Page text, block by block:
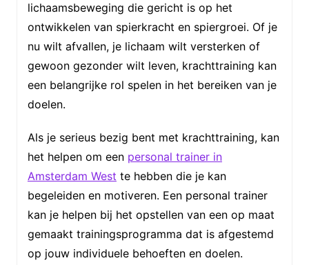
lichaamsbeweging die gericht is op het
ontwikkelen van spierkracht en spiergroei. Of je
nu wilt afvallen, je lichaam wilt versterken of
gewoon gezonder wilt leven, krachttraining kan
een belangrijke rol spelen in het bereiken van je
doelen.
Als je serieus bezig bent met krachttraining, kan
het helpen om een personal trainer in
Amsterdam West te hebben die je kan
begeleiden en motiveren. Een personal trainer
kan je helpen bij het opstellen van een op maat
gemaakt trainingsprogramma dat is afgestemd
op jouw individuele behoeften en doelen.